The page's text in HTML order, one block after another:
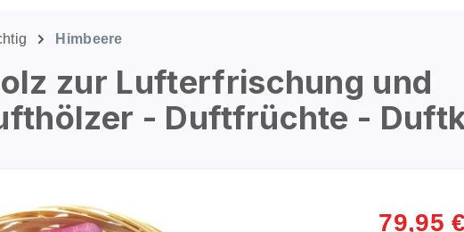
Himbeere
zur Lufterfrischung und
- Duftfrüchte -
79,95